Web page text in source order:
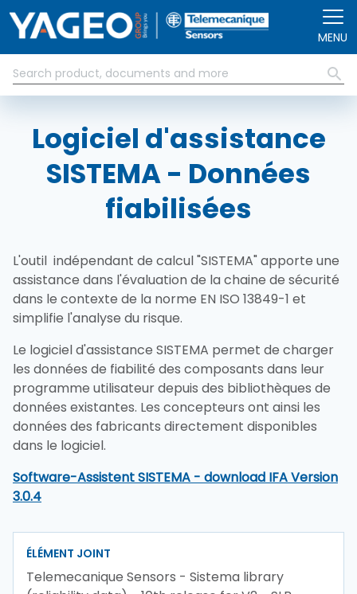
MENU
Logiciel d'assistance
SISTEMA - Données
fiabilisées
L'outil indépendant de calcul "SISTEMA" apporte une
assistance dans l'évaluation de la chaine de sécurité
dans le contexte de la norme EN ISO 13849-1 et
simplifie l'analyse du risque.
Le logiciel d'assistance SISTEMA permet de charger
les données de fiabilité des composants dans leur
programme utilisateur depuis des bibliothèques de
données existantes. Les concepteurs ont ainsi les
données des fabricants directement disponibles
dans le logiciel.
Software-Assistent SISTEMA - download IFA Version
3.0.4
ÉLÉMENT JOINT
Telemecanique Sensors - Sistema library